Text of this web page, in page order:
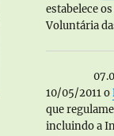
estabelece
Voluntária
10/05/2011 o
que
incluindo a